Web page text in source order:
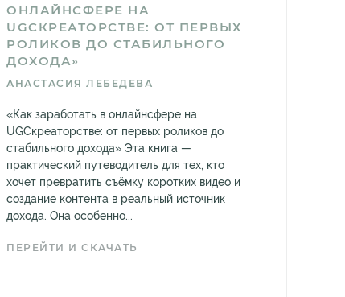
ОНЛАЙНСФЕРЕ НА
UGCКРЕАТОРСТВЕ: ОТ ПЕРВЫХ
РОЛИКОВ ДО СТАБИЛЬНОГО
ДОХОДА»
АНАСТАСИЯ ЛЕБЕДЕВА
«Как заработать в онлайнсфере на
UGCкреаторстве: от первых роликов до
стабильного дохода» Эта книга —
практический путеводитель для тех, кто
хочет превратить съёмку коротких видео и
создание контента в реальный источник
дохода. Она особенно...
ПЕРЕЙТИ И СКАЧАТЬ